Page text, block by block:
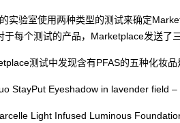
实验室使用两种类型的测试来确定
于每个测试的产品，Marketplace发送了
测试中发现含有PFAS的五种化妆品
StayPut Eyeshadow in lavender field –
Light Infused Luminous